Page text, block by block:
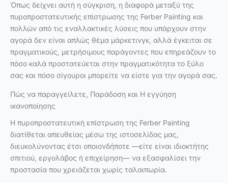
Όπως δείχνει αυτή η σύγκριση, η διαφορά μεταξύ της
πυροπροστατευτικής επίστρωσης της Ferber Painting και
πολλών από τις εναλλακτικές λύσεις που υπάρχουν στην
αγορά δεν είναι απλώς θέμα μάρκετινγκ, αλλά έγκειται σε
πραγματικούς, μετρήσιμους παράγοντες που επηρεάζουν το
πόσο καλά προστατεύεται στην πραγματικότητα το ξύλο
σας και πόσο σίγουροι μπορείτε να είστε για την αγορά σας.
Πώς να παραγγείλετε, Παράδοση και Η εγγύηση
ικανοποίησης
Η πυροπροστατευτική επίστρωση της Ferber Painting
διατίθεται απευθείας μέσω της ιστοσελίδας μας,
διευκολύνοντας έτσι οποιονδήποτε —είτε είναι ιδιοκτήτης
σπιτιού, εργολάβος ή επιχείρηση— να εξασφαλίσει την
προστασία που χρειάζεται χωρίς ταλαιπωρία.